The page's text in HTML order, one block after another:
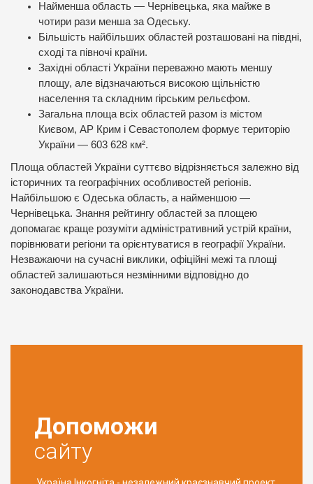
Найменша область — Чернівецька, яка майже в
чотири рази менша за Одеську.
Більшість найбільших областей розташовані на півдні,
сході та півночі країни.
Західні області України переважно мають меншу
площу, але відзначаються високою щільністю
населення та складним гірським рельєфом.
Загальна площа всіх областей разом із містом
Києвом, АР Крим і Севастополем формує територію
України — 603 628 км².
Площа областей України суттєво відрізняється залежно від
історичних та географічних особливостей регіонів.
Найбільшою є Одеська область, а найменшою —
Чернівецька. Знання рейтингу областей за площею
допомагає краще розуміти адміністративний устрій країни,
порівнювати регіони та орієнтуватися в географії України.
Незважаючи на сучасні виклики, офіційні межі та площі
областей залишаються незмінними відповідно до
законодавства України.
Допоможи
сайту